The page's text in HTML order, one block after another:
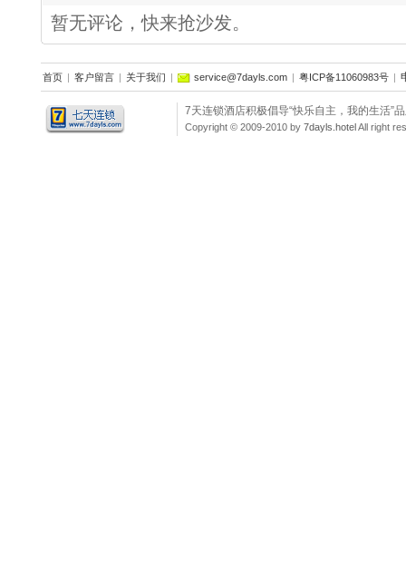
暂无评论，快来抢沙发。
首页 | 客户留言 | 关于我们 | service@7dayls.com | 粤ICP备11060983号 |
7天连锁酒店积极倡导“快乐自主，我的生活”
Copyright © 2009-2010 by 7dayls.hotelAll right